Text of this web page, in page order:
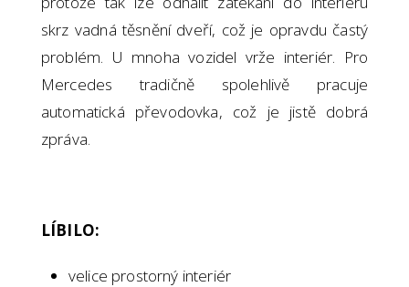
skrz vadná těsnění dveří, což je opravdu častý
problém. U mnoha vozidel vrže interiér. Pro
Mercedes tradičně spolehlivě pracuje
automatická převodovka, což je jistě dobrá
zpráva.
LÍBILO:
velice prostorný interiér